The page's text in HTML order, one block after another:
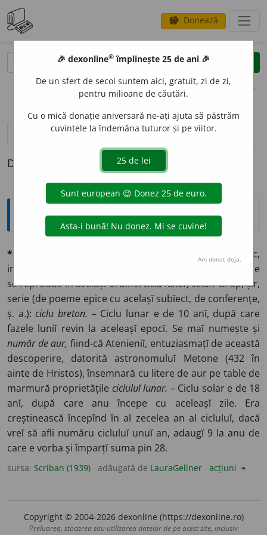
savings Donează
clear
opțiuni
definiții (1) pronunțievolume_up (50)
Definiția cu ID-ul 570136:
Explicative DEX
*cíclu
cerc,
inel). Period după care aceleașĭ fenomene astronomice
se reproduc în aceĭașĭ ordine:ciclu lunar, solar.Grup, șir,
serie (de poeme epice cu acelașĭ subĭect, de conferențe,
ș. a.):ciclu breton. – Ciclu lunar e de 10 anĭ, după care
fazele luniĭ revin la aceleașĭ epocĭ. Se maĭ numește și
număr de aur, fiind-că Atenieniĭ, entuziasmațĭ de această
descoperire, datorită astronomuluĭ Metone (432 în
ainte de Hristos), însemnară cu litere de aur pe table de
marmură proprietățile cicluluĭ lunar. – Ciclu solar e de 18
anĭ, după care anu începe cu aceleașĭ zile. Era
creștinească începînd în al zecelea an al cicluluĭ, dacă
vreĭ să afli număru cicluluĭ unuĭ an, adaugĭ 9 la anu de
care e vorba și împarțĭ suma pin 28.
sursa: Scriban (1939) adăugată de LauraGellner acțiuni
Copyright © 2004-2026 dexonline (https://dexonline.ro)
Preluarea, stocarea sau utilizarea datelor de pe acest site, inclusiv
🎉 dexonline® împlinește 25 de ani 🎉
De un sfert de secol suntem aici, gratuit, zi de zi,
pentru milioane de căutări.
Cu o mică donație aniversară ne-ați ajuta să păstrăm
cuvintele la îndemâna tuturor și pe viitor.
Am donat deja.